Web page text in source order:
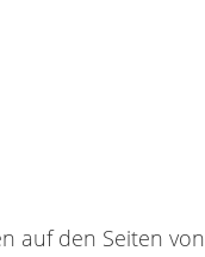
auf den Seiten von